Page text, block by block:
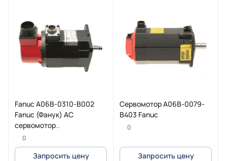
Fanuc A06B-0310-B002
Fanuc (Фанук) AC
сервомотор
(серводвигатель) 2-0S
2500P
0
Запросить цену
Cервомотор A06B-0079-
B403 Fanuc
0
Запросить цену